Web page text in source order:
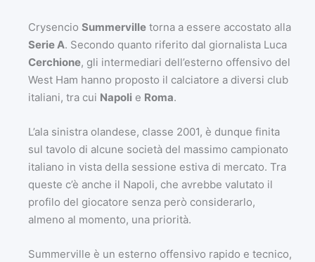
Crysencio Summerville torna a essere accostato alla
Serie A. Secondo quanto riferito dal giornalista Luca
Cerchione, gli intermediari dell’esterno offensivo del
West Ham hanno proposto il calciatore a diversi club
italiani, tra cui Napoli e Roma.
L’ala sinistra olandese, classe 2001, è dunque finita
sul tavolo di alcune società del massimo campionato
italiano in vista della sessione estiva di mercato. Tra
queste c’è anche il Napoli, che avrebbe valutato il
profilo del giocatore senza però considerarlo,
almeno al momento, una priorità.
Summerville è un esterno offensivo rapido e tecnico,